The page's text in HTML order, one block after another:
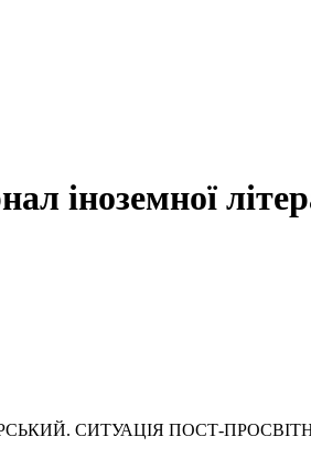
іноземної
СИТУАЦІЯ ПОСТ-